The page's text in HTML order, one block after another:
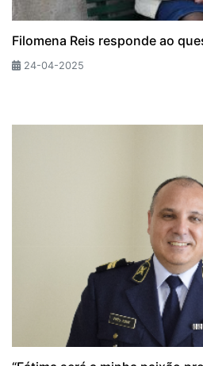
Filomena Reis responde ao
24-04-2025